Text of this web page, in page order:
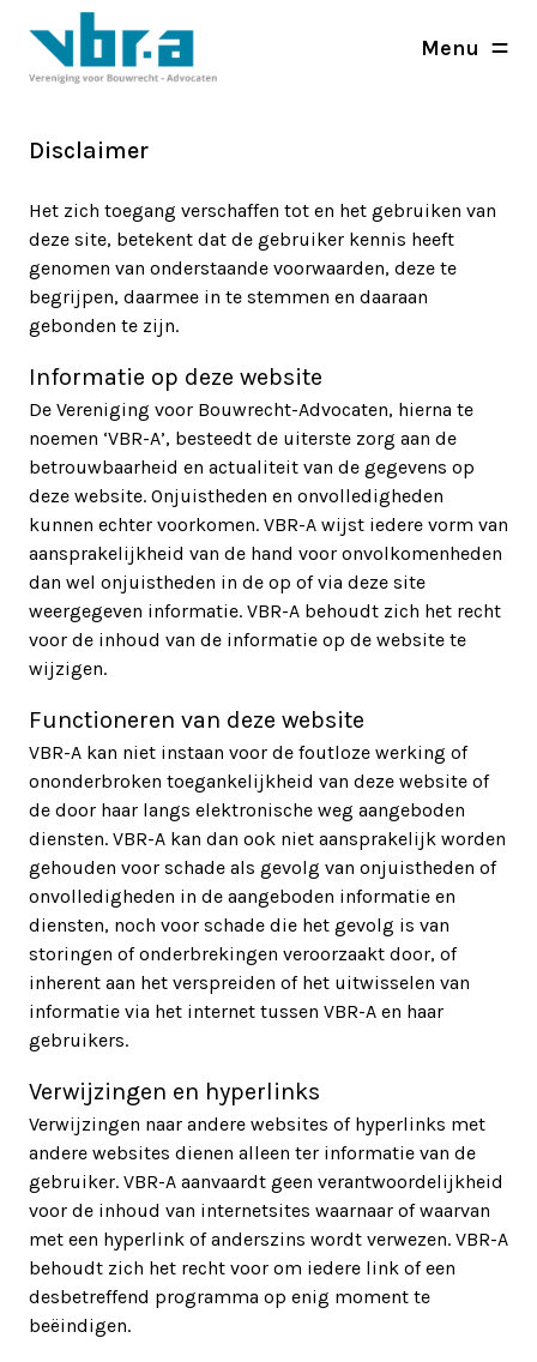
Menu
Disclaimer
Het zich toegang verschaffen tot en het gebruiken van
deze site, betekent dat de gebruiker kennis heeft
genomen van onderstaande voorwaarden, deze te
begrijpen, daarmee in te stemmen en daaraan
gebonden te zijn.
Informatie op deze website
De Vereniging voor Bouwrecht-Advocaten, hierna te
noemen ‘VBR-A’, besteedt de uiterste zorg aan de
betrouwbaarheid en actualiteit van de gegevens op
deze website. Onjuistheden en onvolledigheden
kunnen echter voorkomen. VBR-A wijst iedere vorm van
aansprakelijkheid van de hand voor onvolkomenheden
dan wel onjuistheden in de op of via deze site
weergegeven informatie. VBR-A behoudt zich het recht
voor de inhoud van de informatie op de website te
wijzigen.
Functioneren van deze website
VBR-A kan niet instaan voor de foutloze werking of
ononderbroken toegankelijkheid van deze website of
de door haar langs elektronische weg aangeboden
diensten. VBR-A kan dan ook niet aansprakelijk worden
gehouden voor schade als gevolg van onjuistheden of
onvolledigheden in de aangeboden informatie en
diensten, noch voor schade die het gevolg is van
storingen of onderbrekingen veroorzaakt door, of
inherent aan het verspreiden of het uitwisselen van
informatie via het internet tussen VBR-A en haar
gebruikers.
Verwijzingen en hyperlinks
Verwijzingen naar andere websites of hyperlinks met
andere websites dienen alleen ter informatie van de
gebruiker. VBR-A aanvaardt geen verantwoordelijkheid
voor de inhoud van internetsites waarnaar of waarvan
met een hyperlink of anderszins wordt verwezen. VBR-A
behoudt zich het recht voor om iedere link of een
desbetreffend programma op enig moment te
beëindigen.